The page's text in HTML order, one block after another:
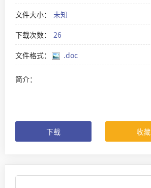
文件大小：
未知
下载次数：
26
文件格式：
.doc
简介：
下载 收藏